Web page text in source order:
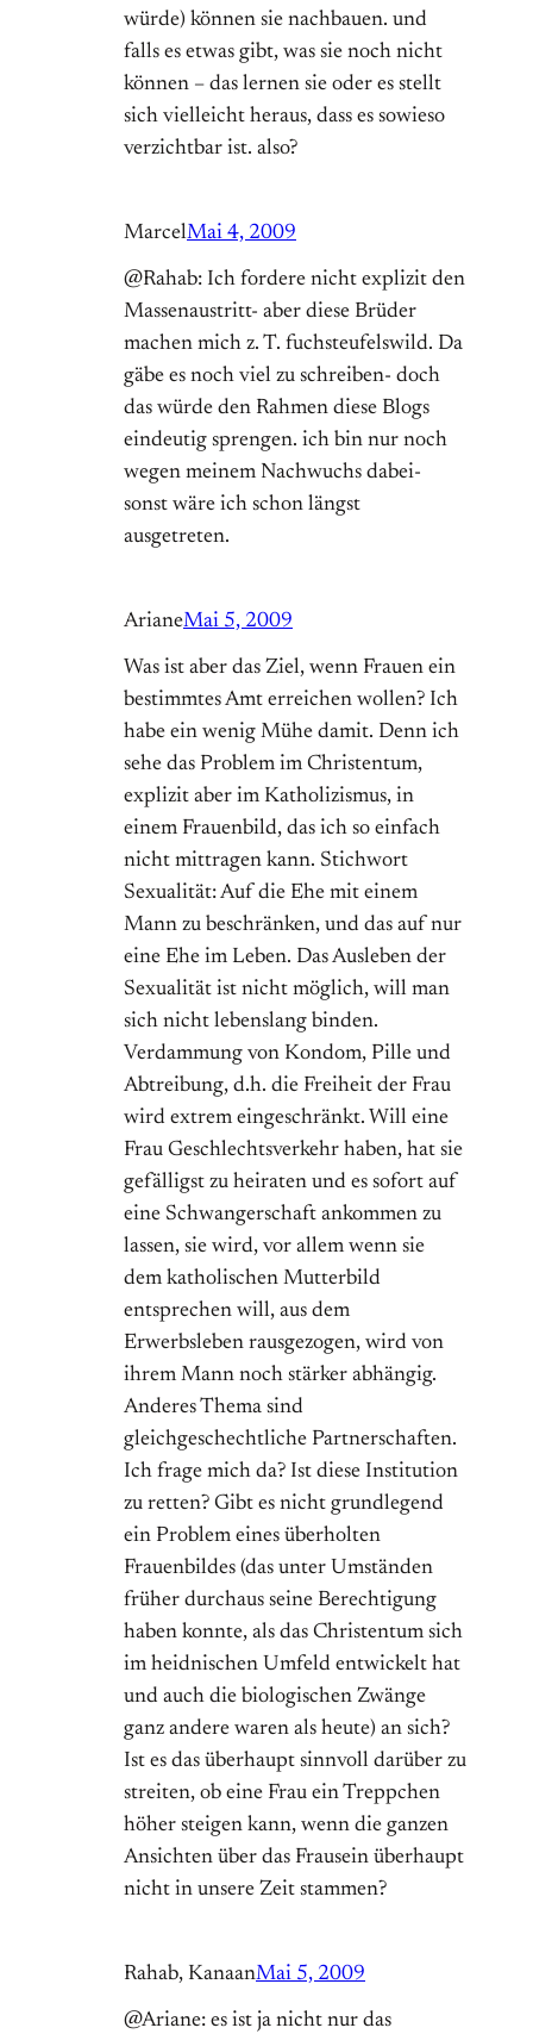
würde) können sie nachbauen. und
falls es etwas gibt, was sie noch nicht
können – das lernen sie oder es stellt
sich vielleicht heraus, dass es sowieso
verzichtbar ist. also?
MarcelMai 4, 2009
@Rahab: Ich fordere nicht explizit den
Massenaustritt- aber diese Brüder
machen mich z. T. fuchsteufelswild. Da
gäbe es noch viel zu schreiben- doch
das würde den Rahmen diese Blogs
eindeutig sprengen. ich bin nur noch
wegen meinem Nachwuchs dabei-
sonst wäre ich schon längst
ausgetreten.
ArianeMai 5, 2009
Was ist aber das Ziel, wenn Frauen ein
bestimmtes Amt erreichen wollen? Ich
habe ein wenig Mühe damit. Denn ich
sehe das Problem im Christentum,
explizit aber im Katholizismus, in
einem Frauenbild, das ich so einfach
nicht mittragen kann. Stichwort
Sexualität: Auf die Ehe mit einem
Mann zu beschränken, und das auf nur
eine Ehe im Leben. Das Ausleben der
Sexualität ist nicht möglich, will man
sich nicht lebenslang binden.
Verdammung von Kondom, Pille und
Abtreibung, d.h. die Freiheit der Frau
wird extrem eingeschränkt. Will eine
Frau Geschlechtsverkehr haben, hat sie
gefälligst zu heiraten und es sofort auf
eine Schwangerschaft ankommen zu
lassen, sie wird, vor allem wenn sie
dem katholischen Mutterbild
entsprechen will, aus dem
Erwerbsleben rausgezogen, wird von
ihrem Mann noch stärker abhängig.
Anderes Thema sind
gleichgeschechtliche Partnerschaften.
Ich frage mich da? Ist diese Institution
zu retten? Gibt es nicht grundlegend
ein Problem eines überholten
Frauenbildes (das unter Umständen
früher durchaus seine Berechtigung
haben konnte, als das Christentum sich
im heidnischen Umfeld entwickelt hat
und auch die biologischen Zwänge
ganz andere waren als heute) an sich?
Ist es das überhaupt sinnvoll darüber zu
streiten, ob eine Frau ein Treppchen
höher steigen kann, wenn die ganzen
Ansichten über das Frausein überhaupt
nicht in unsere Zeit stammen?
Rahab, KanaanMai 5, 2009
@Ariane: es ist ja nicht nur das